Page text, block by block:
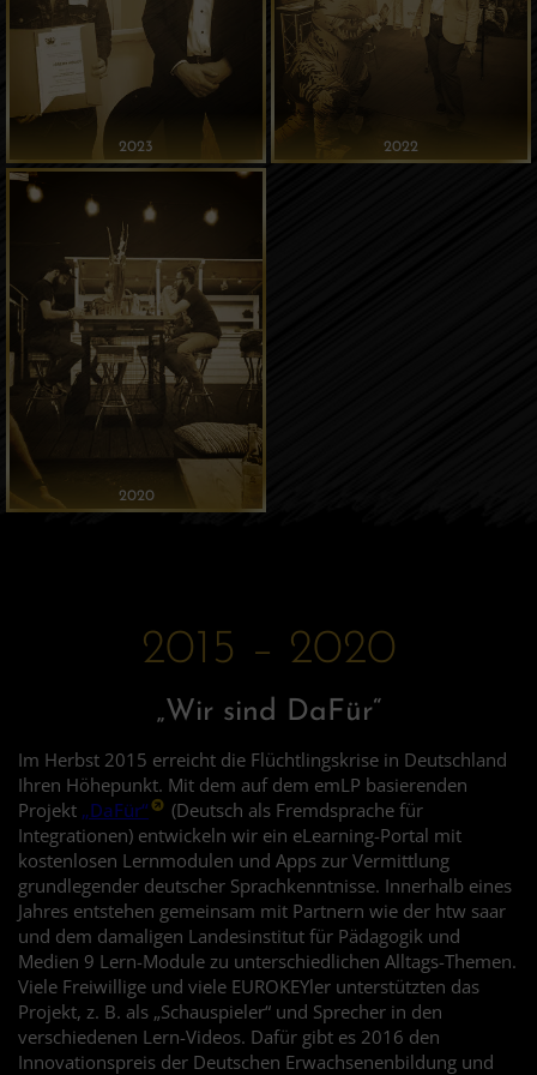
2023 2022
2020
2015 – 2020
„Wir sind DaFür“
Im Herbst 2015 erreicht die Flüchtlingskrise in Deutschland
Ihren Höhepunkt. Mit dem auf dem emLP basierenden
Projekt „DaFür“
(Deutsch als Fremdsprache für
Integrationen) entwickeln wir ein eLearning-Portal mit
kostenlosen Lernmodulen und Apps zur Vermittlung
grundlegender deutscher Sprachkenntnisse. Innerhalb eines
Jahres entstehen gemeinsam mit Partnern wie der htw saar
und dem damaligen Landesinstitut für Pädagogik und
Medien 9 Lern-Module zu unterschiedlichen Alltags-Themen.
Viele Freiwillige und viele EUROKEYler unterstützten das
Projekt, z. B. als „Schauspieler“ und Sprecher in den
verschiedenen Lern-Videos. Dafür gibt es 2016 den
Innovationspreis der Deutschen Erwachsenenbildung und